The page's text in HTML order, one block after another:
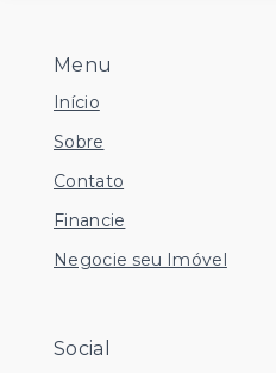
Menu
Início
Sobre
Contato
Financie
Negocie seu Imóvel
Social